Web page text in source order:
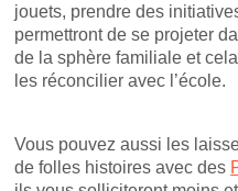
jouets, prendre des
permettront de se projeter
de la sphère familiale et
les réconcilier avec l’école.
Vous pouvez aussi les
de folles histoires avec des